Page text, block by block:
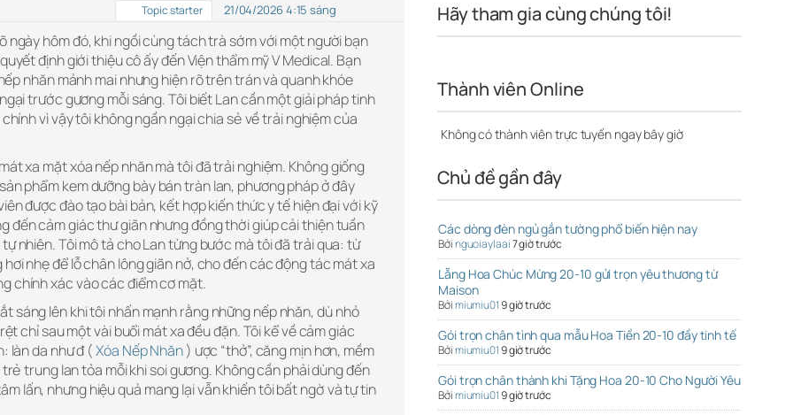
Topic starter 21/04/2026 4:15 sáng
ngày hôm đó, khi ngồi cùng tách trà sớm với một người bạn
định giới thiệu cô ấy đến Viện thẩm mỹ V Medical. Bạn
nhăn mảnh mai nhưng hiện rõ trên trán và quanh khóe
trước gương mỗi sáng. Tôi biết Lan cần một giải pháp tinh
vì vậy tôi không ngần ngại chia sẻ về trải nghiệm của
xa mặt xóa nếp nhăn mà tôi đã trải nghiệm. Không giống
phẩm kem dưỡng bày bán tràn lan, phương pháp ở đây
được đào tạo bài bản, kết hợp kiến thức y tế hiện đại với kỹ
đến cảm giác thư giãn nhưng đồng thời giúp cải thiện tuần
nhiên. Tôi mô tả cho Lan từng bước mà tôi đã trải qua: từ
nhẹ để lỗ chân lông giãn nở, cho đến các động tác mát xa
chính xác vào các điểm cơ mặt.
sáng lên khi tôi nhấn mạnh rằng những nếp nhăn, dù nhỏ
chỉ sau một vài buổi mát xa đều đặn. Tôi kể về cảm giác
làn da như đ (Xóa Nếp Nhăn) ược “thở”, căng mịn hơn, mềm
trung lan tỏa mỗi khi soi gương. Không cần phải dùng đến
lấn, nhưng hiệu quả mang lại vẫn khiến tôi bất ngờ và tự tin
Hãy tham gia cùng chúng tôi!
Thành viên Online
Không có thành viên trực tuyến ngay bây giờ
Chủ đề gần đây
Các dòng đèn ngủ gắn tường phổ biến hiện nay
Bởinguoiaylaai7 giờ trước
Lẵng Hoa Chúc Mừng 20-10 gửi trọn yêu thương từ
Maison
Bởimiumiu019 giờ trước
Gói trọn chân tình qua mẫu Hoa Tiền 20-10 đầy tinh tế
Bởimiumiu019 giờ trước
Gói trọn chân thành khi Tặng Hoa 20-10 Cho Người Yêu
Bởimiumiu019 giờ trước